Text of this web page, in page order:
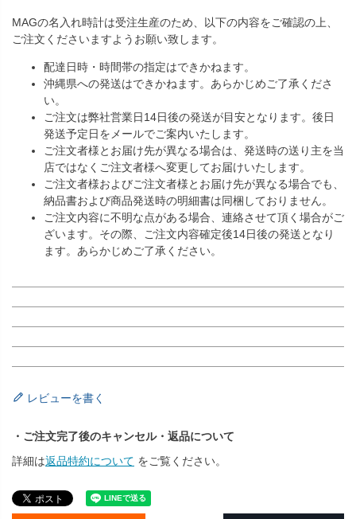
MAGの名入れ時計は受注生産のため、以下の内容をご確認の上、
ご注文くださいますようお願い致します。
配達日時・時間帯の指定はできかねます。
沖縄県への発送はできかねます。あらかじめご了承くださ
い。
ご注文は弊社営業日14日後の発送が目安となります。後日
発送予定日をメールでご案内いたします。
ご注文者様とお届け先が異なる場合は、発送時の送り主を当
店ではなくご注文者様へ変更してお届けいたします。
ご注文者様およびご注文者様とお届け先が異なる場合でも、
納品書および商品発送時の明細書は同梱しておりません。
ご注文内容に不明な点がある場合、連絡させて頂く場合がご
ざいます。その際、ご注文内容確定後14日後の発送となり
ます。あらかじめご了承ください。
レビューを書く
・ご注文完了後のキャンセル・返品について
詳細は返品特約について をご覧ください。